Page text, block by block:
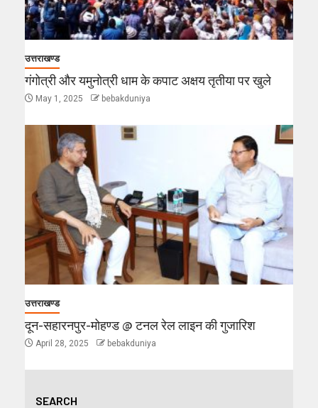
उत्तराखण्ड
गंगोत्री और यमुनोत्री धाम के कपाट अक्षय तृतीया पर खुले
May 1, 2025 bebakduniya
उत्तराखण्ड
दून-सहारनपुर-मोहण्ड @ टनल रेल लाइन की गुजारिश
April 28, 2025 bebakduniya
SEARCH